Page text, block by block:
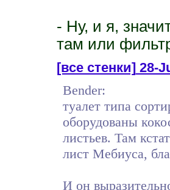
- Ну, и я,
там или
[все стенки]28-
Bender:
туалет типа
оборудованы
листьев. Там
лист Мебиуса,
И он